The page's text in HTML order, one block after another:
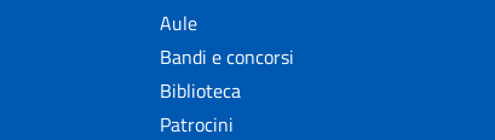
Aule
Bandi e concorsi
Biblioteca
Patrocini